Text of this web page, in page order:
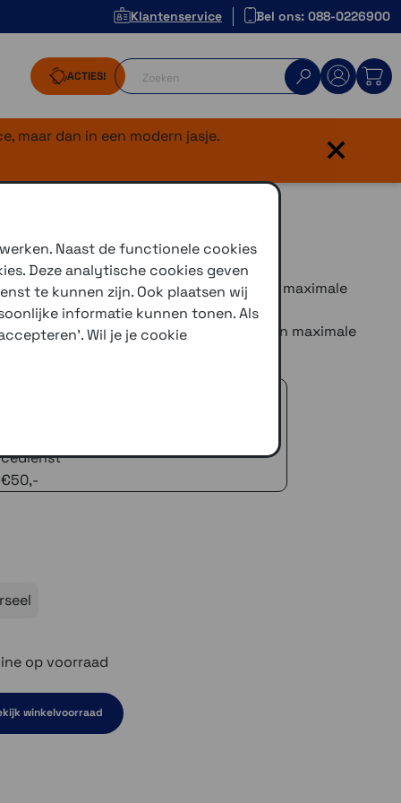
Klantenservice Bel ons: 088-0226900
ACTIES!
maar dan in een modern jasje.
×
is geschikt voor telefoons met een maximale
is geschikt voor telefoons met een maximale
op voorraad
winkelvoorraad
Naast de functionele cookies
Deze analytische cookies geven
te kunnen zijn. Ook plaatsen wij
informatie kunnen tonen. Als
Wil je je cookie